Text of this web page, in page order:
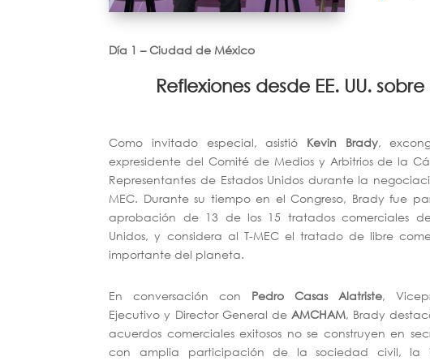
Día 1 – Ciudad de México
Reflexiones desde EE. UU.
Como invitado especial, asistió Kevin Brady,
expresidente del Comité de Medios y Arbitrios de la
Representantes de Estados Unidos durante la
MEC. Durante su tiempo en el Congreso, Brady fue
aprobación de 13 de los 15 tratados comerciales
Unidos, y considera al T-MEC el tratado de libre
importante del planeta.
En conversación con Pedro Casas Alatriste,
Ejecutivo y Director General de AMCHAM, Brady
acuerdos comerciales exitosos no se construyen en
con amplia participación de la sociedad civil, la